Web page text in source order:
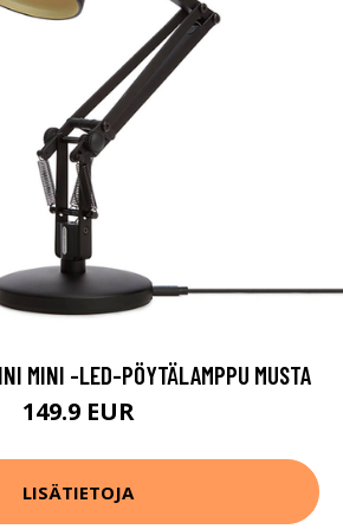
MINI -LED-PÖYTÄLAMPPU MUSTA
149.9 EUR
LISÄTIETOJA